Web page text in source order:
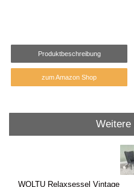
Produktbeschreibung
zum Amazon Shop
Weitere
WOLTU Relaxsessel Vintage